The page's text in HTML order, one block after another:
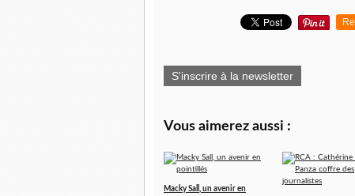
S'inscrire à la newsletter
Vous aimerez aussi :
Macky Sall, un avenir en